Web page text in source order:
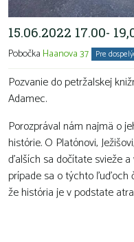
15.06.2022 17.00-
Pobočka Haanova 37 Pre
Pozvanie do petržalskej
Adamec.
Porozprával nám najmä o
histórie. O Platónovi,
ďalších sa dočítate svieže
prípade sa o týchto ľuďoch
že história je v podstate